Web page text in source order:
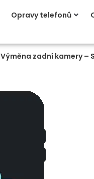
Opravy telefonů
Výměna zadní kamery –